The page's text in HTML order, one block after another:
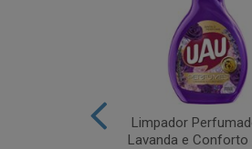
Limpador
Lavanda e Conforto